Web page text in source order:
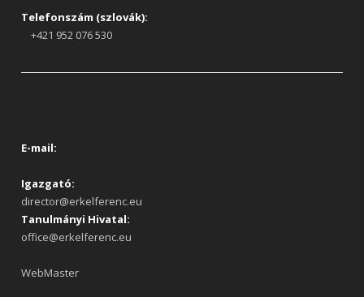
Telefonszám (szlovák):
+421 952 076 530
E-mail:
Igazgató:
director@erkelferenc.eu
Tanulmányi Hivatal:
office@erkelferenc.eu
WebMaster